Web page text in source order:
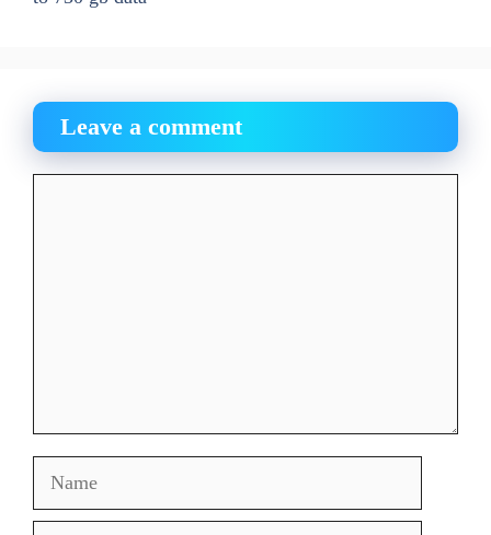
Leave a comment
Name